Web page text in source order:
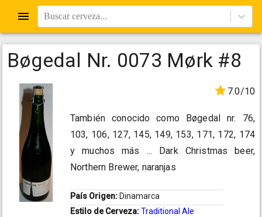
Buscar cerveza...
Bøgedal Nr. 0073 Mørk #8
7.0/10
También conocido como Bøgedal nr. 76,
103, 106, 127, 145, 149, 153, 171, 172, 174
y muchos más ... Dark Christmas beer,
Northern Brewer, naranjas
País Origen: Dinamarca
Estilo de Cerveza:Traditional Ale